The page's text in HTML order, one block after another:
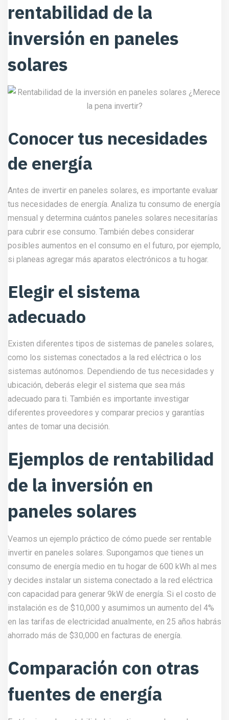
rentabilidad de la
inversión en paneles
solares
Conocer tus necesidades
de energía
Antes de invertir en paneles solares, es importante evaluar
tus necesidades de energía. Analiza tu consumo de energía
mensual y determina cuántos paneles solares necesitarías
para cubrir ese consumo. También debes considerar
posibles aumentos en el consumo en el futuro, por ejemplo,
si planeas agregar más aparatos electrónicos a tu hogar.
Elegir el sistema
adecuado
Existen diferentes tipos de sistemas de paneles solares,
como los sistemas conectados a la red eléctrica o los
sistemas autónomos. Dependiendo de tus necesidades y
ubicación, deberás elegir el sistema que sea más
adecuado para ti. También es importante investigar
diferentes proveedores y comparar precios y garantías
antes de tomar una decisión.
Ejemplos de rentabilidad
de la inversión en
paneles solares
Veamos un ejemplo práctico de cómo puede ser rentable
invertir en paneles solares. Supongamos que tienes un
consumo de energía medio en tu hogar de 600 kWh al mes
y decides instalar un sistema conectado a la red eléctrica
con capacidad para generar 9kW de energía. Si el costo de
instalación es de $10,000 y asumimos un aumento del 4%
en las tarifas de electricidad anualmente, en 25 años habrás
ahorrado más de $30,000 en facturas de energía.
Comparación con otras
fuentes de energía